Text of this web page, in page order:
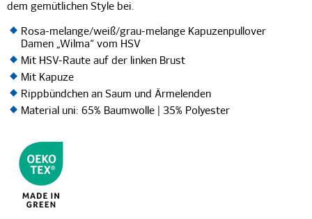
dem gemütlichen Style bei.
Rosa-melange/weiß/grau-melange Kapuzenpullover
Damen „Wilma“ vom HSV
Mit HSV-Raute auf der linken Brust
Mit Kapuze
Rippbündchen an Saum und Ärmelenden
Material uni: 65% Baumwolle | 35% Polyester